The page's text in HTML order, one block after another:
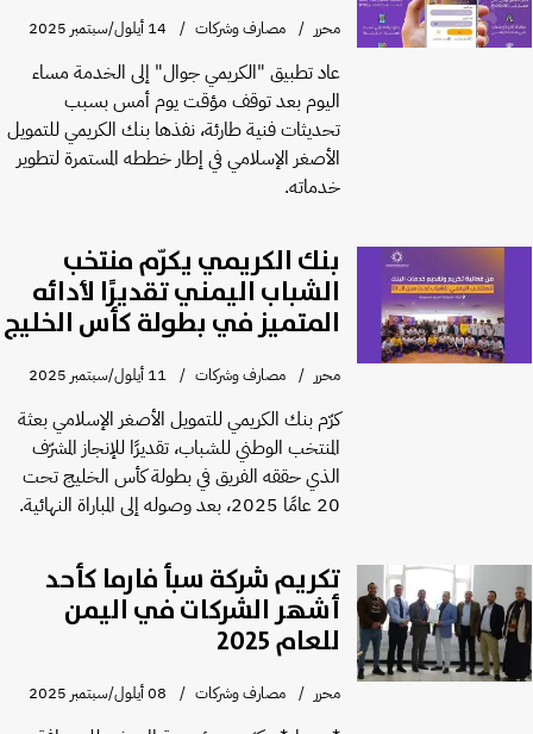
محرر مصارف وشركات 14 أيلول/سبتمبر 2025
عاد تطبيق "الكريمي جوال" إلى الخدمة مساء
اليوم بعد توقف مؤقت يوم أمس بسبب
تحديثات فنية طارئة، نفذها بنك الكريمي للتمويل
الأصغر الإسلامي في إطار خططه المستمرة لتطوير
خدماته.
بنك الكريمي يكرّم منتخب
الشباب اليمني تقديرًا لأدائه
المتميز في بطولة كأس الخليج
محرر مصارف وشركات 11 أيلول/سبتمبر 2025
كرّم بنك الكريمي للتمويل الأصغر الإسلامي بعثة
المنتخب الوطني للشباب، تقديرًا للإنجاز المشرّف
الذي حققه الفريق في بطولة كأس الخليج تحت
20 عامًا 2025، بعد وصوله إلى المباراة النهائية.
تكريم شركة سبأ فارما كأحد
أشهر الشركات في اليمن
للعام 2025
محرر مصارف وشركات 08 أيلول/سبتمبر 2025